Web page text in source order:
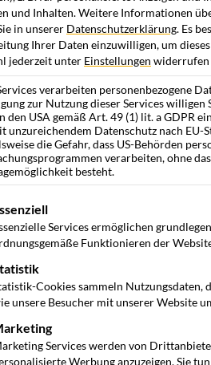
und Inhalten.Weitere Informationen
in unserer Datenschutzerklärung. Es
Ihrer Daten einzuwilligen, um
jederzeit unter Einstellungen widerrufen
verarbeiten personenbezogene
zur Nutzung dieser Services willigen
den USA gemäß Art. 49 (1) lit. a GDPR
unzureichendem Datenschutz nach EU-
die Gefahr, dass US-Behörden
verarbeiten, ohne
besteht.
eine Liste der Service-Gruppen, für
Services ermöglichen
Funktionieren der
Cookies sammeln Nutzungsdaten,
unsere Besucher mit unserer Website
Services werden von
Werbung anzuzeigen. Sie